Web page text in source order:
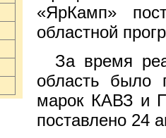
«ЯрКамп»
областной
За время
область было
марок КАВЗ и
поставлено 24